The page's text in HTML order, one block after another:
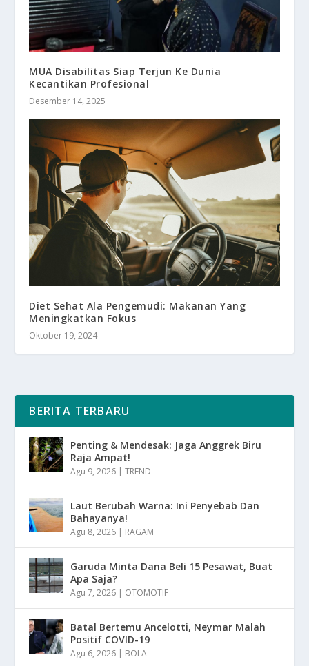
MUA Disabilitas Siap Terjun Ke Dunia
Kecantikan Profesional
Desember 14, 2025
Diet Sehat Ala Pengemudi: Makanan Yang
Meningkatkan Fokus
Oktober 19, 2024
BERITA TERBARU
Penting & Mendesak: Jaga Anggrek Biru
Raja Ampat!
Agu 9, 2026 |TREND
Laut Berubah Warna: Ini Penyebab Dan
Bahayanya!
Agu 8, 2026 | RAGAM
Garuda Minta Dana Beli 15 Pesawat, Buat
Apa Saja?
Agu 7, 2026 | OTOMOTIF
Batal Bertemu Ancelotti, Neymar Malah
Positif COVID-19
Agu 6, 2026 | BOLA